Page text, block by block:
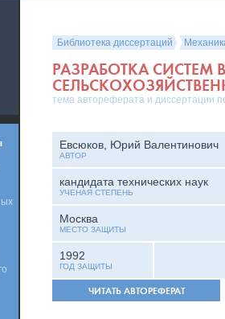
Библиотека диссертаций
РАЗРАБОТКА
тема автореферата и диссертации
Евсюков, Юрий Валентинович
АВТОР
кандидата технических наук
УЧЕНАЯ СТЕПЕНЬ
Москва
МЕСТО ЗАЩИТЫ
1992
ГОД ЗАЩИТЫ
ЧИТАТЬ АВТОРЕФЕРАТ